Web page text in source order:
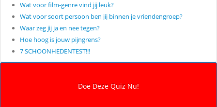
Wat voor film-genre vind jij leuk?
Wat voor soort persoon ben jij binnen je vriendengroep?
Waar zeg jij ja en nee tegen?
Hoe hoog is jouw pijngrens?
7 SCHOONHEDENTEST!!!